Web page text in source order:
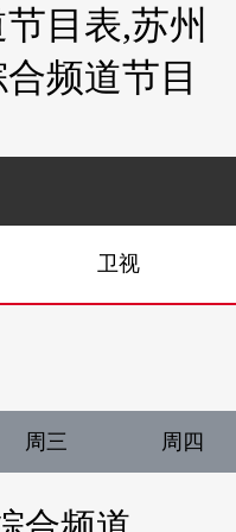
目表,苏州
频道节目
卫视
周三 周四